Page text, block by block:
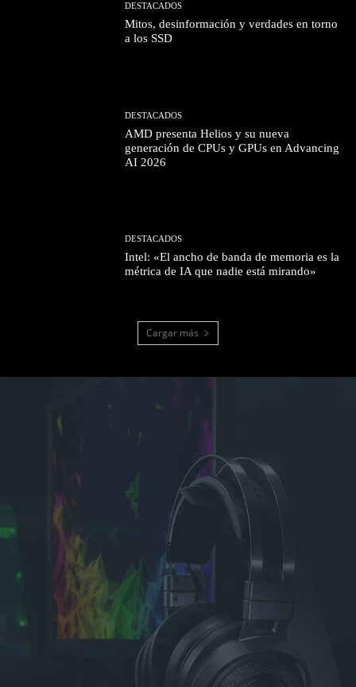
DESTACADOS
Mitos, desinformación y verdades en torno
a los SSD
DESTACADOS
AMD presenta Helios y su nueva
generación de CPUs y GPUs en Advancing
AI 2026
DESTACADOS
Intel: «El ancho de banda de memoria es la
métrica de IA que nadie está mirando»
Cargar más